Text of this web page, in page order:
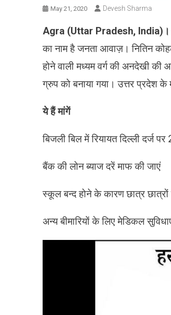
May 21, 2020 Devesh Sharma
Agra (Uttar Pradesh, India) ।
का नाम है जनता आवाज़। नितिन
होने वाली मध्यम वर्ग की अनदेखी
ग्रुप को बनाया गया। उत्तर प्रदेश के
ये हैं मांगें
बिजली बिल में रियायत दिल्ली दर्ज
बैंक की लोन ब्याज दरें माफ की जाएं
स्कूल बन्द होने के कारण छात्र
अन्य बीमारियों के लिए मेडिकल